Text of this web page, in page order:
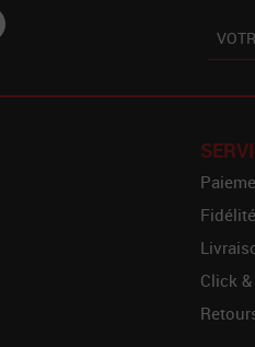
Fidélité
Click